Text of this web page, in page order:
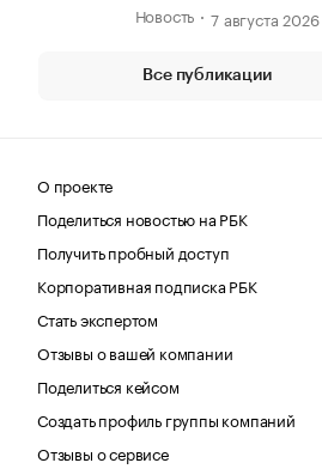
Новость
7 августа 2026
Все публикации
О проекте
Поделиться новостью на РБК
Получить пробный доступ
Корпоративная подписка РБК
Стать экспертом
Отзывы о вашей компании
Поделиться кейсом
Создать профиль группы компаний
Отзывы о сервисе